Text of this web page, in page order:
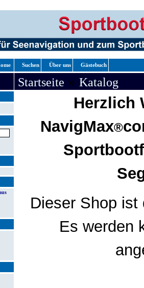
Suchen Über uns Gästebuch
Startseite » Katalog
Herzlich
NavigMax®
Dieser Shop
Es werden